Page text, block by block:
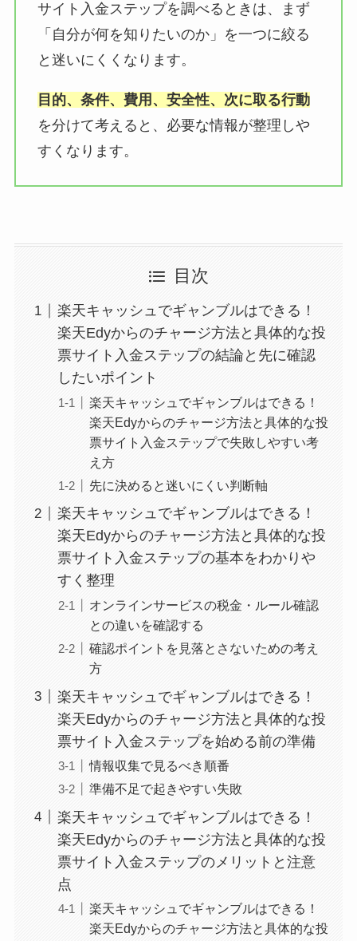
サイト入金ステップを調べるときは、まず
「自分が何を知りたいのか」を一つに絞る
と迷いにくくなります。
目的、条件、費用、安全性、次に取る行動
を分けて考えると、必要な情報が整理しや
すくなります。
目次
楽天キャッシュでギャンブルはできる！
楽天Edyからのチャージ方法と具体的な投
票サイト入金ステップの結論と先に確認
したいポイント
楽天キャッシュでギャンブルはできる！
楽天Edyからのチャージ方法と具体的な投
票サイト入金ステップで失敗しやすい考
え方
先に決めると迷いにくい判断軸
楽天キャッシュでギャンブルはできる！
楽天Edyからのチャージ方法と具体的な投
票サイト入金ステップの基本をわかりや
すく整理
オンラインサービスの税金・ルール確認
との違いを確認する
確認ポイントを見落とさないための考え
方
楽天キャッシュでギャンブルはできる！
楽天Edyからのチャージ方法と具体的な投
票サイト入金ステップを始める前の準備
情報収集で見るべき順番
準備不足で起きやすい失敗
楽天キャッシュでギャンブルはできる！
楽天Edyからのチャージ方法と具体的な投
票サイト入金ステップのメリットと注意
点
楽天キャッシュでギャンブルはできる！
楽天Edyからのチャージ方法と具体的な投